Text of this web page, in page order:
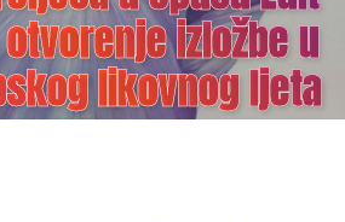
izložbe u
likovnog ljeta